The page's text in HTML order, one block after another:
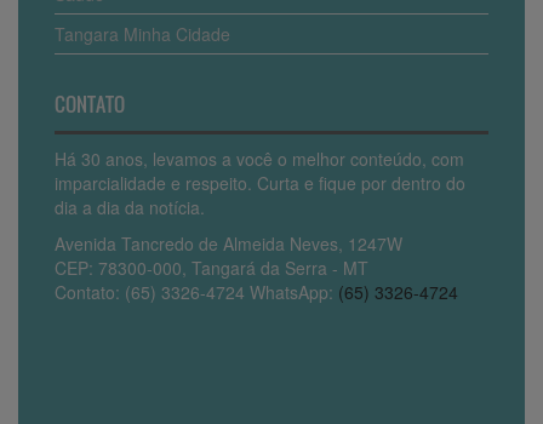
Tangara Minha Cidade
CONTATO
Há 30 anos, levamos a você o melhor conteúdo, com
imparcialidade e respeito. Curta e fique por dentro do
dia a dia da notícia.
Avenida Tancredo de Almeida Neves, 1247W
CEP: 78300-000, Tangará da Serra - MT
Contato: (65) 3326-4724 WhatsApp: (65) 3326-4724